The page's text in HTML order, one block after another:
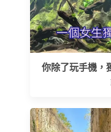
你除了玩手機，